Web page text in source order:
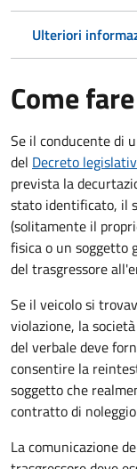
Ulteriori
Come fare
Se il conducente di
del Decreto
prevista la
stato identificato, il
(solitamente il
fisica o un soggetto
del trasgressore
Se il veicolo si
violazione, la
del verbale deve
consentire la
soggetto che
contratto di
La comunicazione